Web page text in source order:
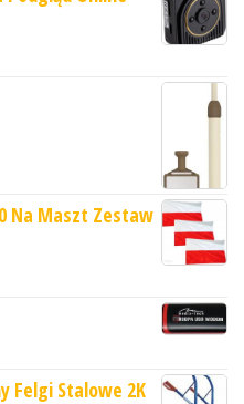
Na Maszt Zestaw
Felgi Stalowe 2K